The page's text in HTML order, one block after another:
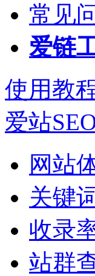
常见
爱链
使用教
爱站
网站
关键
收录
站群